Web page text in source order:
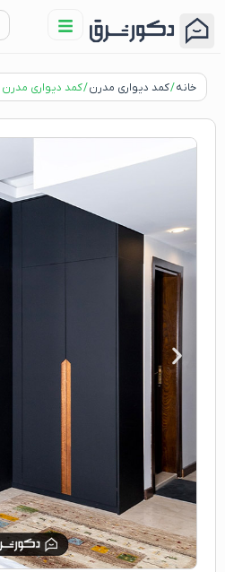
خانه/کمد دیواری مدرن/ کمد دیواری مدرن Dark edge